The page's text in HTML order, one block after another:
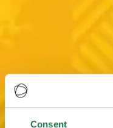
Consent